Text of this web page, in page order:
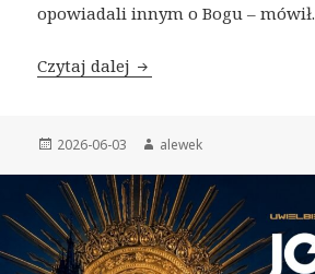
opowiadali innym o Bogu – mówił.
Czytaj dalej Relacja z Rynku
Opublikowano
2026-06-03 Autor
alewek